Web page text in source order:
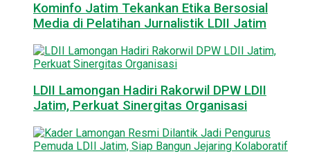
Kominfo Jatim Tekankan Etika Bersosial
Media di Pelatihan Jurnalistik LDII Jatim
LDII Lamongan Hadiri Rakorwil DPW LDII
Jatim, Perkuat Sinergitas Organisasi